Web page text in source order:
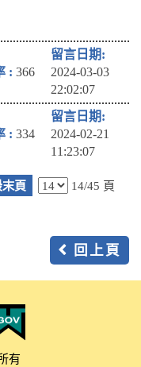
366
2024-03-03
22:02:07
334
2024-02-21
11:23:07
末頁 14/45 頁
回上頁
有